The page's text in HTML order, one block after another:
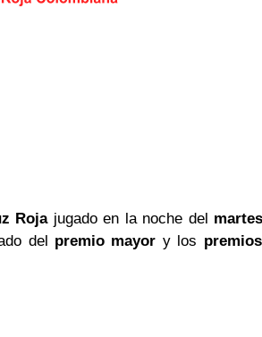
Rojajugado en la noche del
del premio mayor y los